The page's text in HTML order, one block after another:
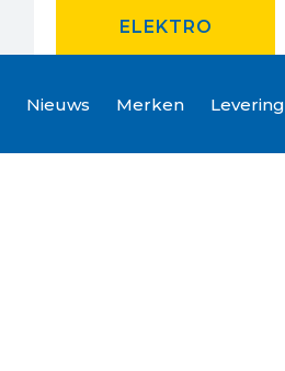
ELEKTRO
Nieuws Merken Levering